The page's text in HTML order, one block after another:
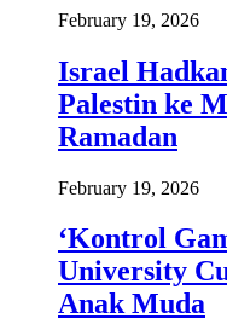
February 19, 2026
Israel
Palestin ke
Ramadan
February 19, 2026
‘Kontrol
University
Anak Muda